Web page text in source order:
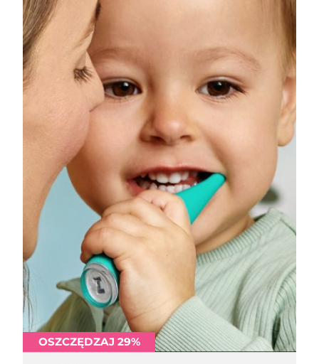
OSZCZĘDZAJ 29%
OSZCZĘDZAJ 29%
OSZCZĘDZAJ 29%